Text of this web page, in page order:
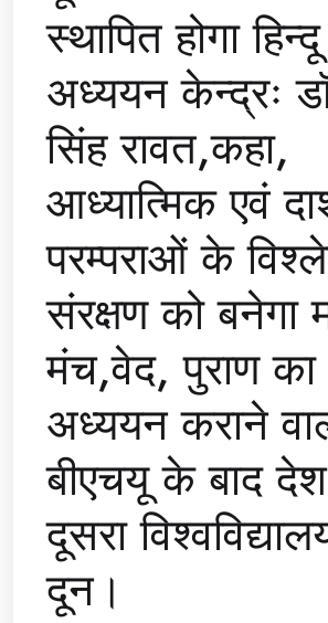
स्थापित होगा हिन्दू
अध्ययन केन्द्रः
सिंह रावत,कहा,
आध्यात्मिक एवं
परम्पराओं के
संरक्षण को बनेगा
मंच,वेद, पुराण का
अध्ययन कराने
बीएचयू के बाद
दूसरा
दून।